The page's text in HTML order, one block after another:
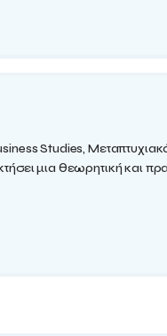
Studies,
μια θεωρητική και